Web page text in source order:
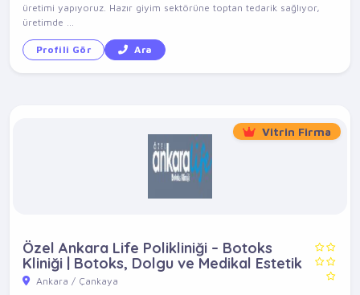
üretimi yapıyoruz. Hazır giyim sektörüne toptan tedarik sağlıyor,
üretimde ...
Profili Gör Ara
Vitrin Firma
Özel Ankara Life Polikliniği – Botoks
Kliniği | Botoks, Dolgu ve Medikal Estetik
Ankara / Çankaya